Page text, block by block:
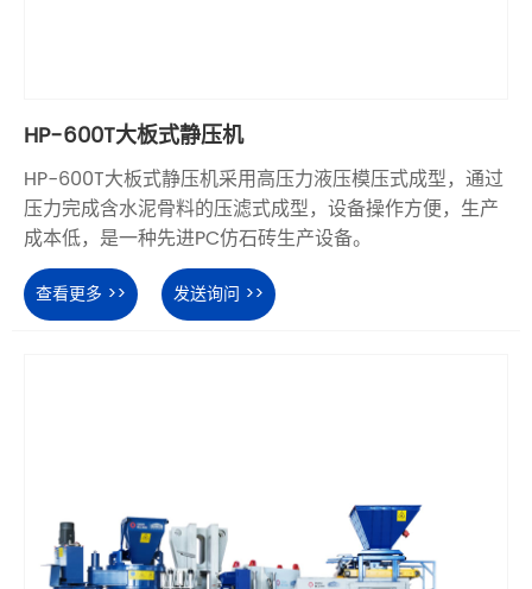
HP-600T大板式静压机
HP-600T大板式静压机采用高压力液压模压式成型，通过
压力完成含水泥骨料的压滤式成型，设备操作方便，生产
成本低，是一种先进PC仿石砖生产设备。
查看更多 >> 发送询问 >>